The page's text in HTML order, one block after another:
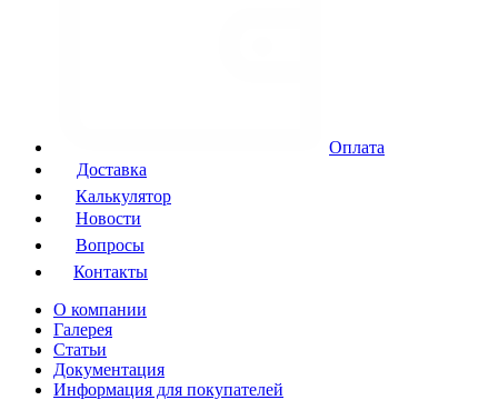
Оплата
Доставка
Калькулятор
Новости
Вопросы
Контакты
О компании
Галерея
Статьи
Документация
Информация для покупателей